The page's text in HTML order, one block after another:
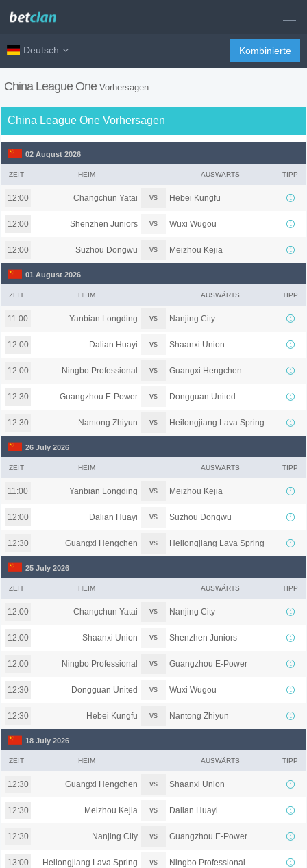
Deutsch Kombinierte
China League One Vorhersagen
China League One Vorhersagen
02 August 2026
ZEIT HEIM AUSWÄRTS TIPP
12:00 Changchun Yatai vs Hebei Kungfu
12:00 Shenzhen Juniors vs Wuxi Wugou
12:00 Suzhou Dongwu vs Meizhou Kejia
01 August 2026
ZEIT HEIM AUSWÄRTS TIPP
11:00 Yanbian Longding vs Nanjing City
12:00 Dalian Huayi vs Shaanxi Union
12:00 Ningbo Professional vs Guangxi Hengchen
12:30 Guangzhou E-Power vs Dongguan United
12:30 Nantong Zhiyun vs Heilongjiang Lava Spring
26 July 2026
ZEIT HEIM AUSWÄRTS TIPP
11:00 Yanbian Longding vs Meizhou Kejia
12:00 Dalian Huayi vs Suzhou Dongwu
12:30 Guangxi Hengchen vs Heilongjiang Lava Spring
25 July 2026
ZEIT HEIM AUSWÄRTS TIPP
12:00 Changchun Yatai vs Nanjing City
12:00 Shaanxi Union vs Shenzhen Juniors
12:00 Ningbo Professional vs Guangzhou E-Power
12:30 Dongguan United vs Wuxi Wugou
12:30 Hebei Kungfu vs Nantong Zhiyun
18 July 2026
ZEIT HEIM AUSWÄRTS TIPP
12:30 Guangxi Hengchen vs Shaanxi Union
12:30 Meizhou Kejia vs Dalian Huayi
12:30 Nanjing City vs Guangzhou E-Power
13:00 Heilongjiang Lava Spring vs Ningbo Professional